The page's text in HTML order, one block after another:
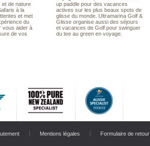
et de nature
à la
et met
du
vous aider à
de vos
up paddle pour des vacances
actives sur les plus beaux spots de
glisse du monde. Ultramarina Golf &
Glisse organise aussi des séjours
et vacances de Golf pour swinguer
du tee au green en voyage.
Mentions légales
Formulaire de retour